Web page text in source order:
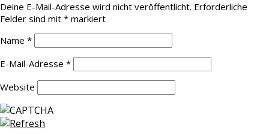
Deine E-Mail-Adresse wird nicht veröffentlicht. Erforderliche
Felder sind mit * markiert
Name *
E-Mail-Adresse *
Website